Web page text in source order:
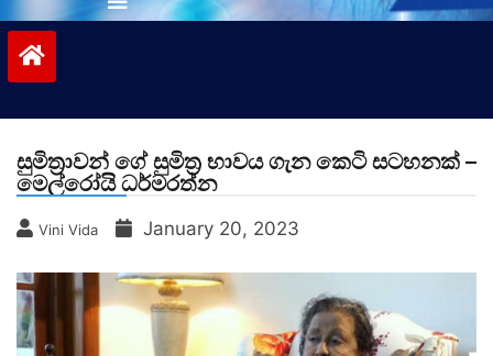
සුමිත්‍රාවන් ගේ සුමිත්‍ර භාවය ගැන කෙටි සටහනක් –
මෙල්රෝයි ධර්මරත්න
Vini Vida January 20, 2023